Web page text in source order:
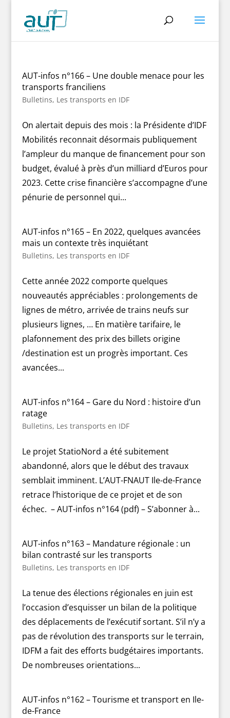
AUT-infos n°166 – Une double menace pour les
transports franciliens
Bulletins, Les transports en IDF
On alertait depuis des mois : la Présidente d’IDF
Mobilités reconnait désormais publiquement
l’ampleur du manque de financement pour son
budget, évalué à près d’un milliard d’Euros pour
2023. Cette crise financière s’accompagne d’une
pénurie de personnel qui...
AUT-infos n°165 – En 2022, quelques avancées
mais un contexte très inquiétant
Bulletins, Les transports en IDF
Cette année 2022 comporte quelques
nouveautés appréciables : prolongements de
lignes de métro, arrivée de trains neufs sur
plusieurs lignes, … En matière tarifaire, le
plafonnement des prix des billets origine
/destination est un progrès important. Ces
avancées...
AUT-infos n°164 – Gare du Nord : histoire d’un
ratage
Bulletins, Les transports en IDF
Le projet StatioNord a été subitement
abandonné, alors que le début des travaux
semblait imminent. L’AUT-FNAUT Ile-de-France
retrace l’historique de ce projet et de son
échec. – AUT-infos n°164 (pdf) – S’abonner à...
AUT-infos n°163 – Mandature régionale : un
bilan contrasté sur les transports
Bulletins, Les transports en IDF
La tenue des élections régionales en juin est
l’occasion d’esquisser un bilan de la politique
des déplacements de l’exécutif sortant. S’il n’y a
pas de révolution des transports sur le terrain,
IDFM a fait des efforts budgétaires importants.
De nombreuses orientations...
AUT-infos n°162 – Tourisme et transport en Ile-
de-France